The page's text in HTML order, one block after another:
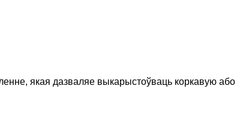
якая дазваляе выкарыстоўваць коркавую або